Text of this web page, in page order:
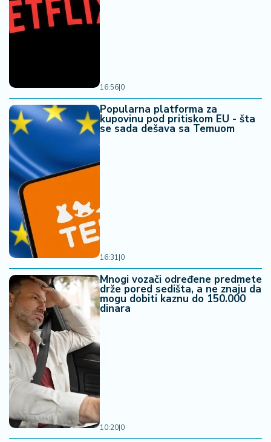
16:56|0
Popularna platforma za
kupovinu pod pritiskom EU - šta
se sada dešava sa Temuom
16:31|0
Mnogi vozači određene predmete
drže pored sedišta, a ne znaju da
mogu dobiti kaznu do 150.000
dinara
10:20|0